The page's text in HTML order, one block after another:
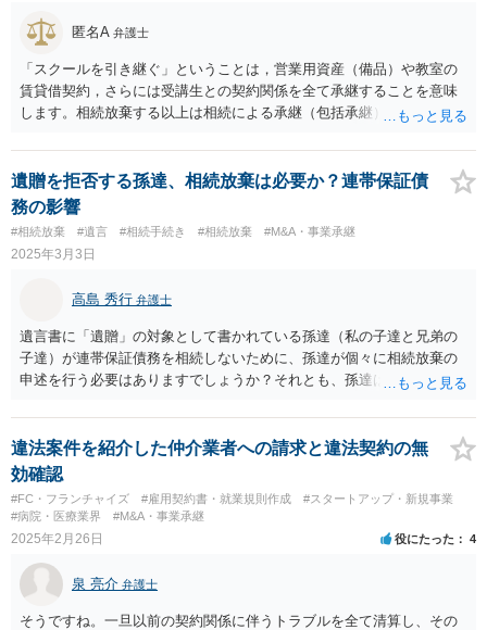
匿名A 弁護士
「スクールを引き継ぐ」ということは，営業用資産（備品）や教室の
賃貸借契約，さらには受講生との契約関係を全て承継することを意味
します。相続放棄する以上は相続による承継（包括承継）はできませ
の相続人が（債務を引き継いだ上で）事業譲渡契約を締結するか，あ
るいは法定相続人全員に相続放棄してもらった上で相続財産清算人の
選任を申し立て，清算人から事業譲渡を受ける（売却代金で債務の全
部又は一部を返済する）という流れになります。相続財産清算人を申
し立てなければならない場合，申立費用（予納金）は100万円程度にな
ると予想され，さらに事業譲渡を受けるための購入費用がかかること
や受講生との関係（そのまま営業を維持できるのか）の問題も生じる
かもしれません。そのため，事業承継においては，お父さんが亡くな
られる前に（詐害行為に該当しないように）事業を貴殿へ引き継いで
お父さんに引退してもらう方がよいと思います。どのような対策が必
要なのか，弁護士へ相談するなどして対策を練るべきでしょう。
遺贈を拒否する孫達、相続放棄は必要か？連帯保証債
務の影響
#相続放棄 #遺言 #相続手続き #相続放棄 #M&A・事業承継
2025年3月3日
高島 秀行 弁護士
遺言書に「遺贈」の対象として書かれている孫達（私の子達と兄弟の
子達）が連帯保証債務を相続しないために、孫達が個々に相続放棄の
申述を行う必要はありますでしょうか？それとも、孫達は連帯保証債
言書を見ないとわかりませんが、あなたの子たち（父の孫）は相続人
ではないので、包括遺贈でなければ 連帯保証債務を相続しません。
包括遺贈である場合は相続放棄をする必要がありますが、特定遺
贈の場合は相続放棄をする必要はないと思われます。 弁護士に面
談で遺言書を見せて相談された方がよいと思います。
違法案件を紹介した仲介業者への請求と違法契約の無
効確認
#FC・フランチャイズ #雇用契約書・就業規則作成
#スタートアップ・新規事業
#病院・医療業界
#M&A・事業承継
2025年2月26日 役にたった 4
泉 亮介 弁護士
そうですね。一旦以前の契約関係に伴うトラブルを全て清算し、その